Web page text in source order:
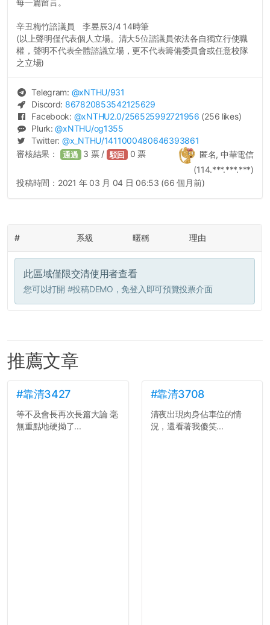
辛丑梅竹諮議員 李昱辰3/4 14時筆
(以上聲明僅代表個人立場。清大5位諮議員依法各自獨立行使職
權，聲明不代表全體諮議立場，更不代表籌備委員會或任意校隊
之立場)
Telegram: @xNTHU/931
Discord: 867820853542125629
Facebook: @xNTHU2.0/256525992721956 (256 likes)
Plurk:@xNTHU/og1355
Twitter: @x_NTHU/1411000480646393861
匿名, 中華電信
(114.***.***.***)
審核結果： 通過 3 票 / 駁回 0 票
投稿時間： 2021 年 03 月 04 日 06:53 (66 個月前)
# 系級 暱稱 理由
此區域僅限交清使用者查看
您可以打開 #投稿DEMO ，免登入即可預覽投票介面
推薦文章
#靠清3427
等不及會長再次長篇大論 毫
無重點地硬拗了...
#靠清3708
清夜出現肉身佔車位的情
況，還看著我傻笑...